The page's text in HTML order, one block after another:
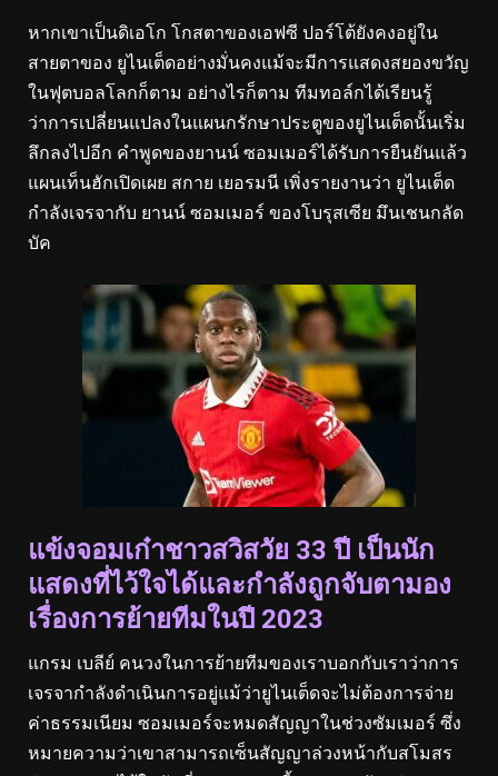
หากเขาเป็นดิเอโก โกสตาของเอฟซี ปอร์โต้ยังคงอยู่ใน
สายตาของ ยูไนเต็ดอย่างมั่นคงแม้จะมีการแสดงสยองขวัญ
ในฟุตบอลโลกก็ตาม อย่างไรก็ตาม ทีมทอล์กได้เรียนรู้
ว่าการเปลี่ยนแปลงในแผนกรักษาประตูของยูไนเต็ดนั้นเริ่ม
ลึกลงไปอีก คําพูดของยานน์ ซอมเมอร์ได้รับการยืนยันแล้ว
แผนเท็นฮักเปิดเผย สกาย เยอรมนี เพิ่งรายงานว่า ยูไนเต็ด
กําลังเจรจากับ ยานน์ ซอมเมอร์ ของโบรุสเซีย มึนเชนกลัด
บัค
แข้งจอมเก๋าชาวสวิสวัย 33 ปี เป็นนัก
แสดงที่ไว้ใจได้และกําลังถูกจับตามอง
เรื่องการย้ายทีมในปี 2023
แกรม เบลีย์ คนวงในการย้ายทีมของเราบอกกับเราว่าการ
เจรจากําลังดําเนินการอยู่แม้ว่ายูไนเต็ดจะไม่ต้องการจ่าย
ค่าธรรมเนียม ซอมเมอร์จะหมดสัญญาในช่วงซัมเมอร์ ซึ่ง
หมายความว่าเขาสามารถเซ็นสัญญาล่วงหน้ากับสโมสร